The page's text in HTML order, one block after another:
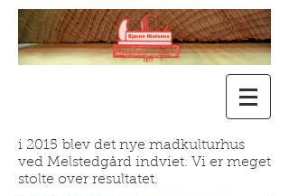
i 2015 blev det nye madkulturhus
ved Melstedgård indviet. Vi er meget
stolte over resultatet.